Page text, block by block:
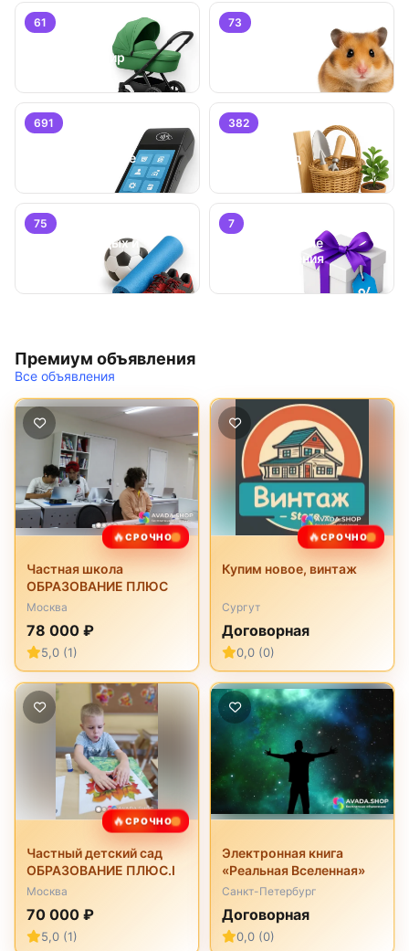
61
Детский мир
73
691
Оборудование
382
Дом и сад
75
Хобби, отдых и
7
Специальные
предложения
Премиум объявления
Все объявления
🔥СРОЧНО
Частная школа
ОБРАЗОВАНИЕ ПЛЮС
Москва
78 000 ₽
5,0 (1)
🔥СРОЧНО
Купим новое, винтаж
Сургут
Договорная
0,0 (0)
🔥СРОЧНО
Частный детский сад
ОБРАЗОВАНИЕ ПЛЮС.I
Москва
70 000 ₽
5,0 (1)
Электронная книга
«Реальная Вселенная»
Санкт-Петербург
Договорная
0,0 (0)